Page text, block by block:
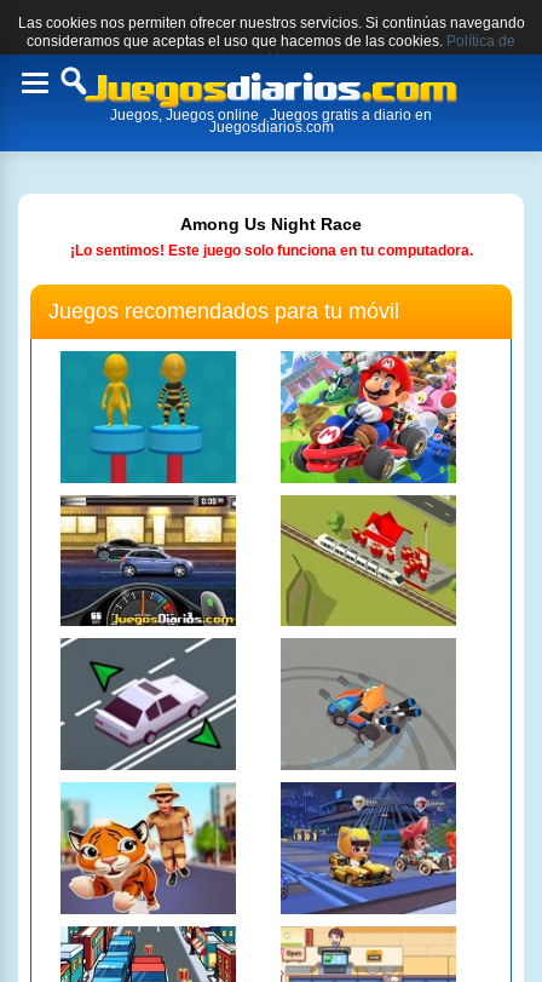
Las cookies nos permiten ofrecer nuestros servicios. Si continúas navegando
consideramos que aceptas el uso que hacemos de las cookies. Política de
cookies.
Toggle
Juegos, Juegos online , Juegos gratis a diario en
Juegosdiarios.com
Among Us Night Race
¡Lo sentimos! Este juego solo funciona en tu computadora.
Juegos recomendados para tu móvil